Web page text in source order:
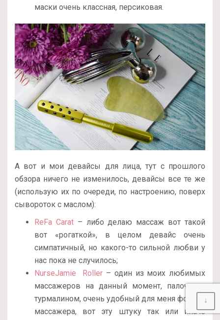
маски очень классная, персиковая.
А вот и мои девайсы для лица, тут с прошлого
обзора ничего не изменилось, девайсы все те же
(использую их по очереди, по настроению, поверх
сывороток с маслом):
ReFa Carat– либо делаю массаж вот такой
вот «рогаткой», в целом девайс очень
симпатичный, но какого-то сильной любви у
нас пока не случилось;
NurseJamie Roller – один из моих любимых
массажеров на данный момент, палочка с
турмалином, очень удобный для меня формат
массажера, вот эту штуку так или иначе
↓